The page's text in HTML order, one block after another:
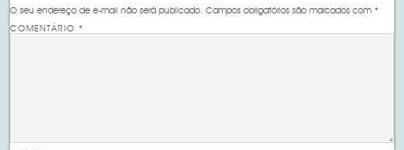
O seu endereço de e-mail não será publicado. Campos obrigatórios são marcados com*
COMENTÁRIO*